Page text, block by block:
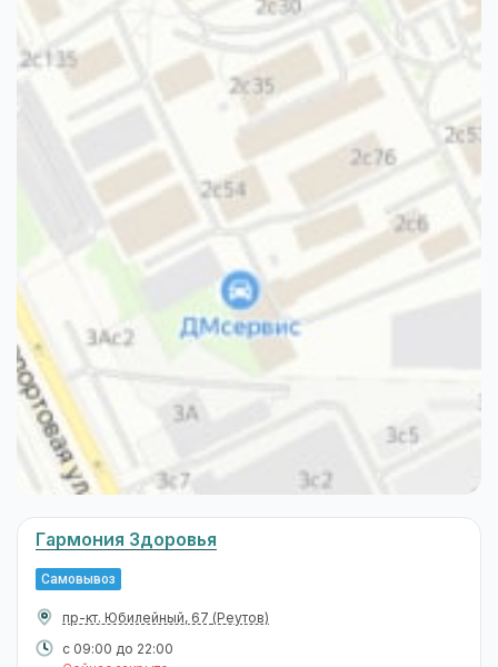
Гармония Здоровья
Самовывоз
пр-кт. Юбилейный, 67 (Реутов)
с 09:00 до 22:00